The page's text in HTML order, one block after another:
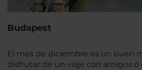
Budapest
El mes de diciembre es un buen
disfrutar de un viaje con amigos o